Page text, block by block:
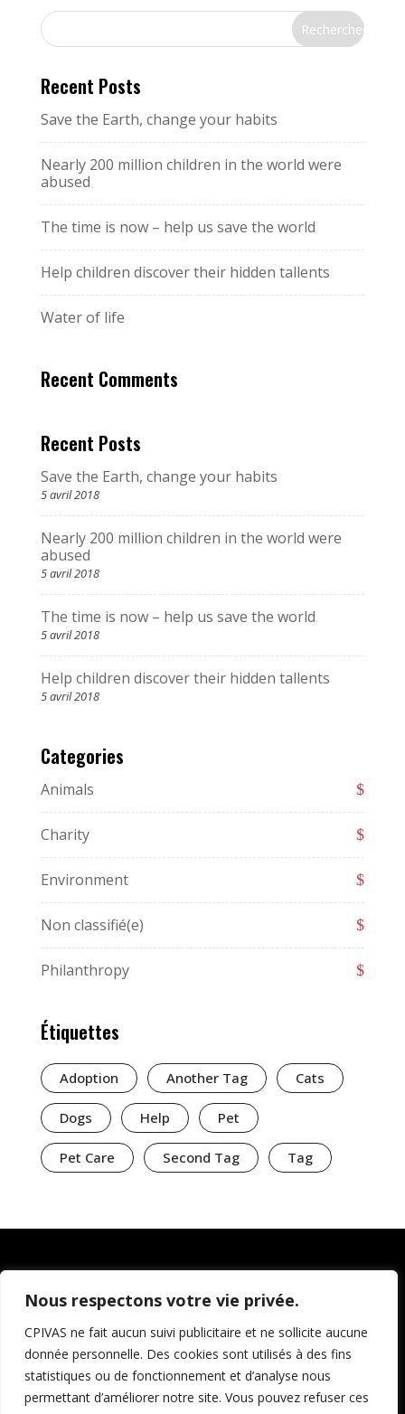
Nous respectons votre vie privée.
CPIVAS ne fait aucun suivi publicitaire et ne sollicite aucune
donnée personnelle. Des cookies sont utilisés à des fins
statistiques ou de fonctionnement et d’analyse nous
permettant d’améliorer notre site. Vous pouvez refuser ces
Recent Posts
Save the Earth, change your habits
Nearly 200 million children in the world were
abused
The time is now – help us save the world
Help children discover their hidden tallents
Water of life
Recent Comments
Recent Posts
Save the Earth, change your habits
5 avril 2018
Nearly 200 million children in the world were
abused
5 avril 2018
The time is now – help us save the world
5 avril 2018
Help children discover their hidden tallents
5 avril 2018
Categories
Animals
Charity
Environment
Non classifié(e)
Philanthropy
Étiquettes
Adoption Another Tag Cats
Dogs Help Pet
Pet Care Second Tag Tag